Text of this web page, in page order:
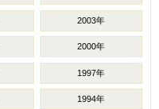
2003年
2000年
1997年
1994年